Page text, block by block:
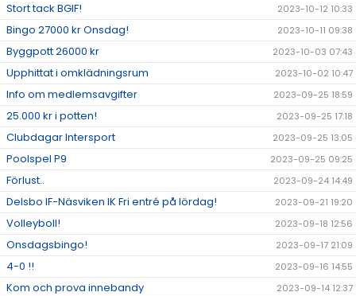
Stort tack BGIF! 2023-10-12 10:33
Bingo 27000 kr Onsdag! 2023-10-11 09:38
Byggpott 26000 kr 2023-10-03 07:43
Upphittat i omklädningsrum 2023-10-02 10:47
Info om medlemsavgifter 2023-09-25 18:59
25.000 kr i potten! 2023-09-25 17:18
Clubdagar Intersport 2023-09-25 13:05
Poolspel P9 2023-09-25 09:25
Förlust.. 2023-09-24 14:49
Delsbo IF-Näsviken IK Fri entré på lördag! 2023-09-21 19:20
Volleyboll! 2023-09-18 12:56
Onsdagsbingo! 2023-09-17 21:09
4-0 !! 2023-09-16 14:55
Kom och prova innebandy 2023-09-14 12:37